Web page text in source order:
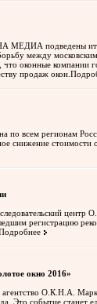
подведены
между
оконные компании
продаж окон.
по всем регионам
снижение стоимости
центр
регистрацию
окно 2016»
О.К.Н.А.
Это событие станет